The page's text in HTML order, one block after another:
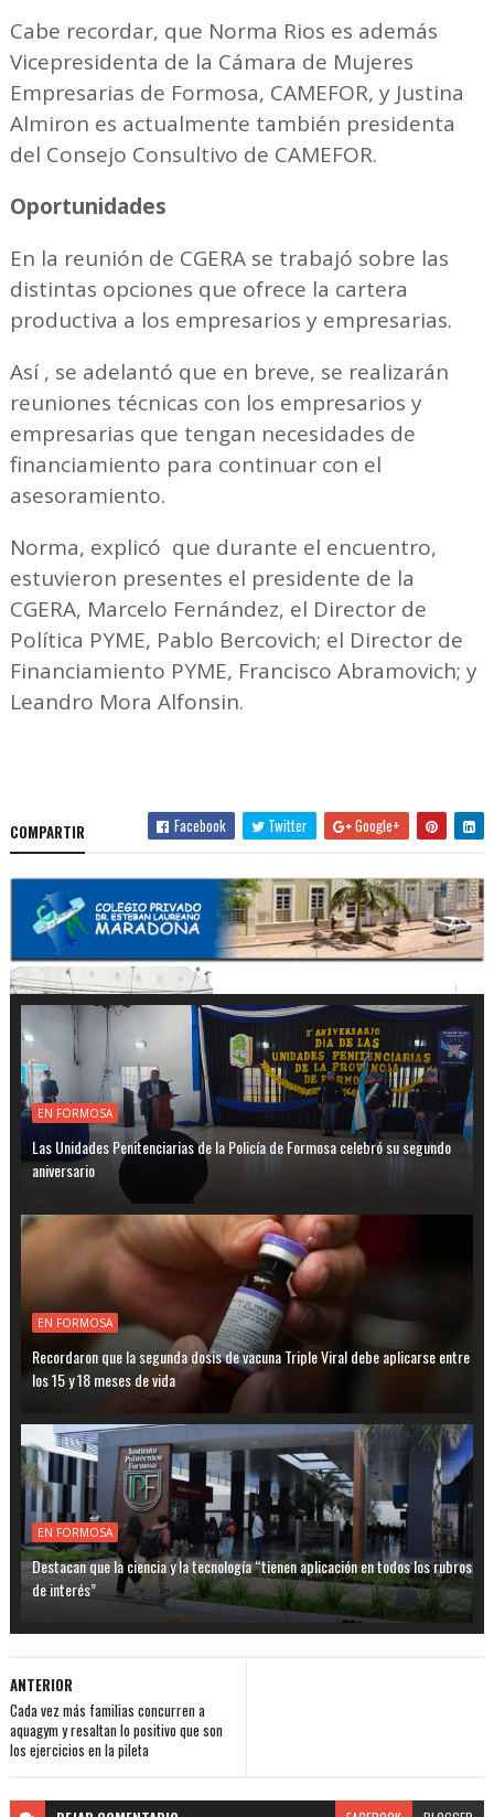
Cabe recordar, que Norma Rios es además
Vicepresidenta de la Cámara de Mujeres
Empresarias de Formosa, CAMEFOR, y Justina
Almiron es actualmente también presidenta
del Consejo Consultivo de CAMEFOR.
Oportunidades
En la reunión de CGERA se trabajó sobre las
distintas opciones que ofrece la cartera
productiva a los empresarios y empresarias.
Así , se adelantó que en breve, se realizarán
reuniones técnicas con los empresarios y
empresarias que tengan necesidades de
financiamiento para continuar con el
asesoramiento.
Norma, explicó que durante el encuentro,
estuvieron presentes el presidente de la
CGERA, Marcelo Fernández, el Director de
Política PYME, Pablo Bercovich; el Director de
Financiamiento PYME, Francisco Abramovich; y
Leandro Mora Alfonsin.
COMPARTIR Facebook Twitter Google+
EN FORMOSA
Las Unidades Penitenciarias de la Policía de Formosa celebró su segundo
aniversario
EN FORMOSA
Recordaron que la segunda dosis de vacuna Triple Viral debe aplicarse entre
los 15 y 18 meses de vida
EN FORMOSA
Destacan que la ciencia y la tecnología “tienen aplicación en todos los rubros
de interés”
ANTERIOR
Cada vez más familias concurren a
aquagym y resaltan lo positivo que son
los ejercicios en la pileta